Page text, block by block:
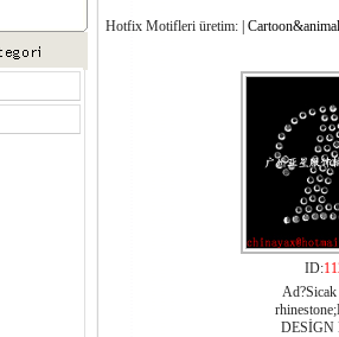
Hotfix Motifleri üretim: |
ID:
DESİGN